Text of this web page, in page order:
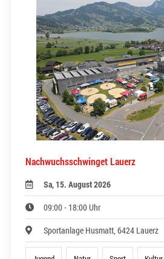
Nachwuchsschwinget Lauerz
Sa, 15. August 2026
09:00 - 18:00 Uhr
Sportanlage Husmatt, 6424 Lauerz